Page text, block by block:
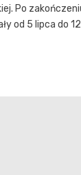
Po
od 5 lipca do 12